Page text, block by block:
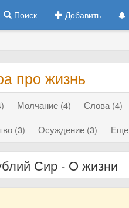
Поиск Добавить
про жизнь
Молчание (4) Слова (4)
(3)
Осуждение (3) Еще
Сир - О жизни